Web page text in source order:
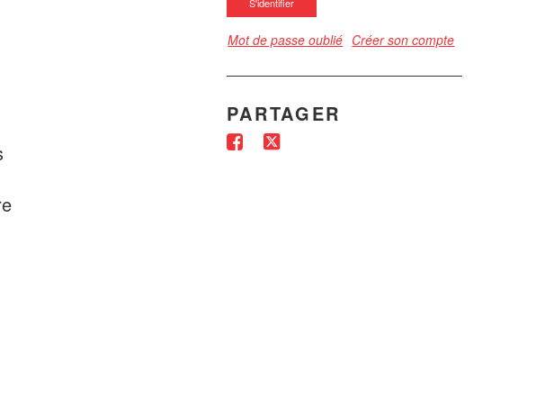
Mot de passe oublié Créer son compte
PARTAGER